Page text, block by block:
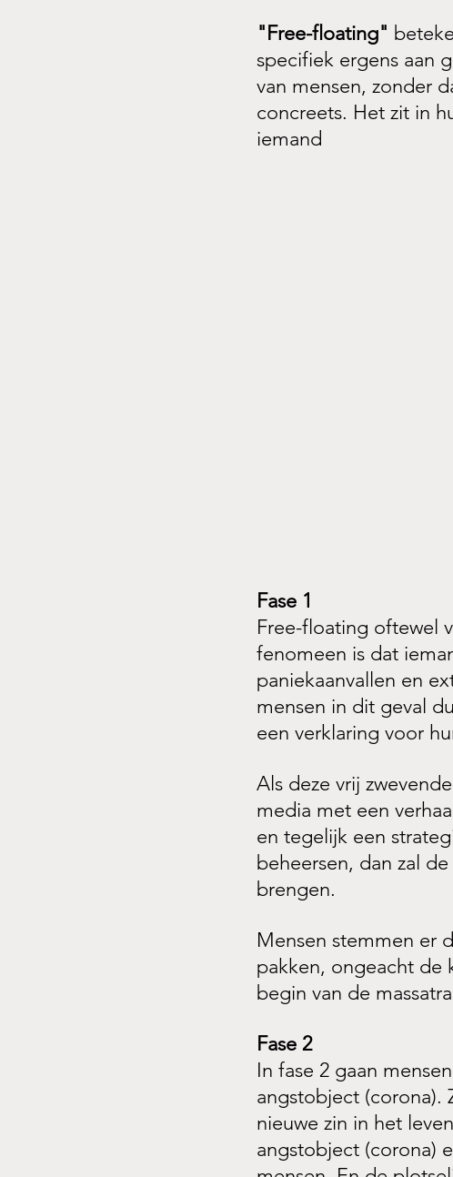
"Free-floating"
specifiek ergens aan
van mensen, zonder
concreets. Het zit in
iemand
Fase 1
Free-floating oftewel
fenomeen is dat
paniekaanvallen en
mensen in dit geval
een verklaring voor
Als deze vrij
media met een
en tegelijk een
beheersen, dan zal
brengen.
Mensen stemmen er
pakken, ongeacht de
begin van de
Fase 2
In fase 2 gaan
angstobject (corona).
nieuwe zin in het
angstobject (corona)